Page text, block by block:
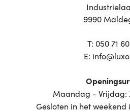
9990
T: 050 71
E:
Maandag - Vrijdag:
Gesloten in het weekend